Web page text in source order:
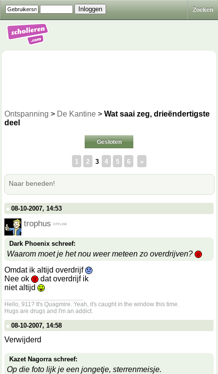
Zoeken
Ontspanning > De Kantine > Wat saai zeg, drieëndertigste
deel
Gesloten
1 2 3 4 5 6 »
Naar beneden!
08-10-2007, 14:53
trophus
Dark Phoenix schreef:
Waarom moet je het nou weer meteen zo overdrijven?
Omdat ik altijd overdrijf
Nee ok
dat overdrijf ik
niet altijd
Hello, 911? It's Quagmire. Yeah, it's caught in the window this time.
Hugs are drugs and I'm an addict.
08-10-2007, 14:58
Verwijderd
Kazet Nagorra schreef:
Op die foto lijk je een jongetje, sterrenmeisje.